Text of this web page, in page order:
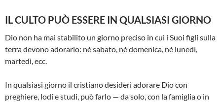
IL CULTO PUÒ ESSERE IN QUALSIASI GIORNO
Dio non ha mai stabilito un giorno preciso in cui i Suoi figli sulla
terra devono adorarlo: né sabato, né domenica, né lunedì,
martedì, ecc.
In qualsiasi giorno il cristiano desideri adorare Dio con
preghiere, lodi e studi, può farlo — da solo, con la famiglia o in